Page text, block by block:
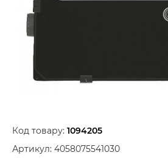
Код товару: 1094205
Артикул: 4058075541030